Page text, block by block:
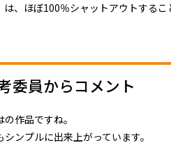
、ほぼ100％シャットアウトするこ
委員からコメント
作品ですね。
ンプルに出来上がっています。